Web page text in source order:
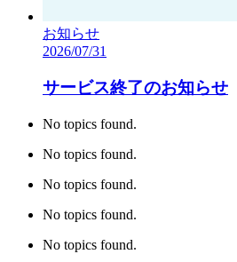
お知らせ
2026/07/31
サービス終了のお知らせ
No topics found.
No topics found.
No topics found.
No topics found.
No topics found.